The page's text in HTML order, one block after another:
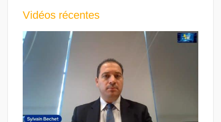
Vidéos récentes